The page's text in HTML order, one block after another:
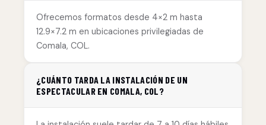
Ofrecemos formatos desde 4×2 m hasta
12.9×7.2 m en ubicaciones privilegiadas de
Comala, COL.
¿CUÁNTO TARDA LA INSTALACIÓN DE UN
ESPECTACULAR EN COMALA, COL?